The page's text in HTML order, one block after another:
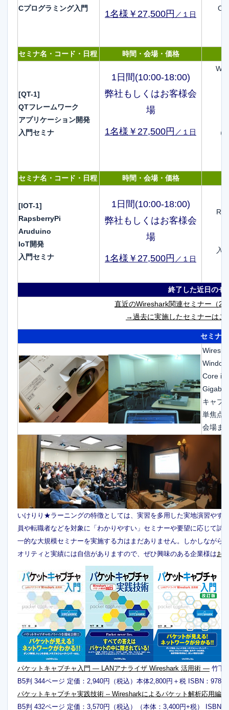
Cプログラミング入門
1名様￥27,500円 ／１日
セミナ名・コード・日程 時間・会場・価格
[QT-1]
QTフレームワーク
アプリケーション開発
入門セミナ
1日間(10:00-18:00)
弊社もしくはお客様会
場
1名様￥27,500円 ／１日
（
セミナ名・コード・日程 時間・会場・価格
[IOT-1]
RapsberryPi
Aruduino
IoT開発
入門セミナ
1日間(10:00-18:00)
弊社もしくはお客様会
場
1名様￥27,500円 ／１日
入
終了した近日のセ
直近のWireshark関連セミナー （
→過去に実施したセミナーはこ
セミナ
Core i5
Gigabit
キャプ
単焦点
会場ま
いけりり★ラーニングの特徴としては、実習を多用した実地演習やす
員や転職者などを対象に「わかりやすい」セミナーや要望に応じて
一的な大規模セミナーを実施する力はまだありません。しかしなが
オリティと実績には自信がありますので、ぜひ興味のある企業様はお
パケットキャプチャ入門 ― LANアナライザ Wireshark 活用術 ― 竹下
B5判 344ページ 定価：2,940円（税込）本体2,800円＋税 ISBN：978-
パケットキャプチャ実践技術 -- Wiresharkによるパケット解析応用編 --
B5判 432ページ 定価：3,570円（税込）（本体：3,400円+税） ISBN：